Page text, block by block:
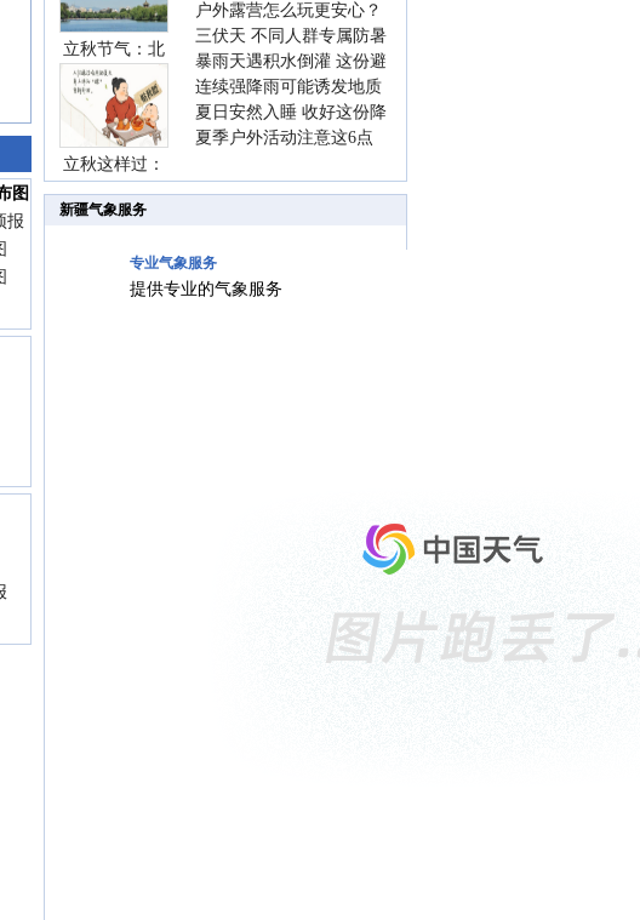
图
报
立秋节气：北
立秋这样过：
护住肩颈不酸痛
户外露营怎么玩更安心？
这份攻略请收好
三伏天 不同人群专属防暑
要点请收好
暴雨天遇积水倒灌 这份避
险提示请收好
连续强降雨可能诱发地质
灾害 这些前兆要知道
夏日安然入睡 收好这份降
温小贴士
夏季户外活动注意这6点
新疆气象服务
专业气象服务
提供专业的气象服务